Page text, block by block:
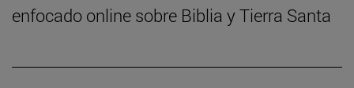
enfocado online sobre Biblia y Tierra Santa